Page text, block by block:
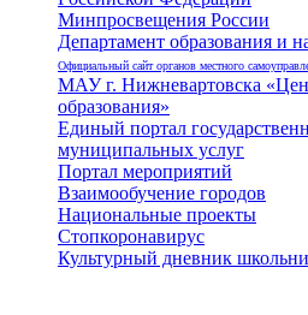
Минпросвещения России
Департамент образования
Официальный сайт органов местного
МАУ г. Нижневартовска
образования»
Единый портал
муниципальных услуг
Портал мероприятий
Взаимообучение городов
Национальные проекты
Стопкоронавирус
Культурный дневник